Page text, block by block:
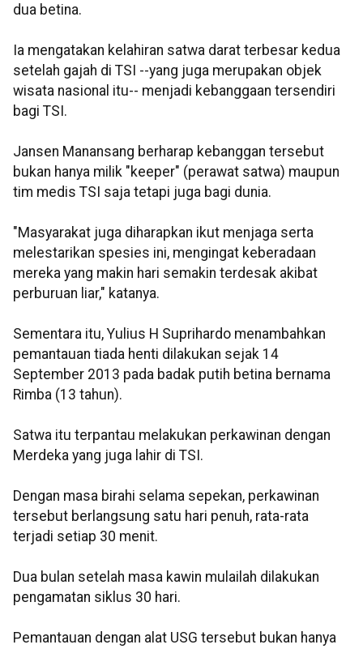
dua betina.
Ia mengatakan kelahiran satwa darat terbesar kedua
setelah gajah di TSI --yang juga merupakan objek
wisata nasional itu-- menjadi kebanggaan tersendiri
bagi TSI.
Jansen Manansang berharap kebanggan tersebut
bukan hanya milik "keeper" (perawat satwa) maupun
tim medis TSI saja tetapi juga bagi dunia.
"Masyarakat juga diharapkan ikut menjaga serta
melestarikan spesies ini, mengingat keberadaan
mereka yang makin hari semakin terdesak akibat
perburuan liar," katanya.
Sementara itu, Yulius H Suprihardo menambahkan
pemantauan tiada henti dilakukan sejak 14
September 2013 pada badak putih betina bernama
Rimba (13 tahun).
Satwa itu terpantau melakukan perkawinan dengan
Merdeka yang juga lahir di TSI.
Dengan masa birahi selama sepekan, perkawinan
tersebut berlangsung satu hari penuh, rata-rata
terjadi setiap 30 menit.
Dua bulan setelah masa kawin mulailah dilakukan
pengamatan siklus 30 hari.
Pemantauan dengan alat USG tersebut bukan hanya